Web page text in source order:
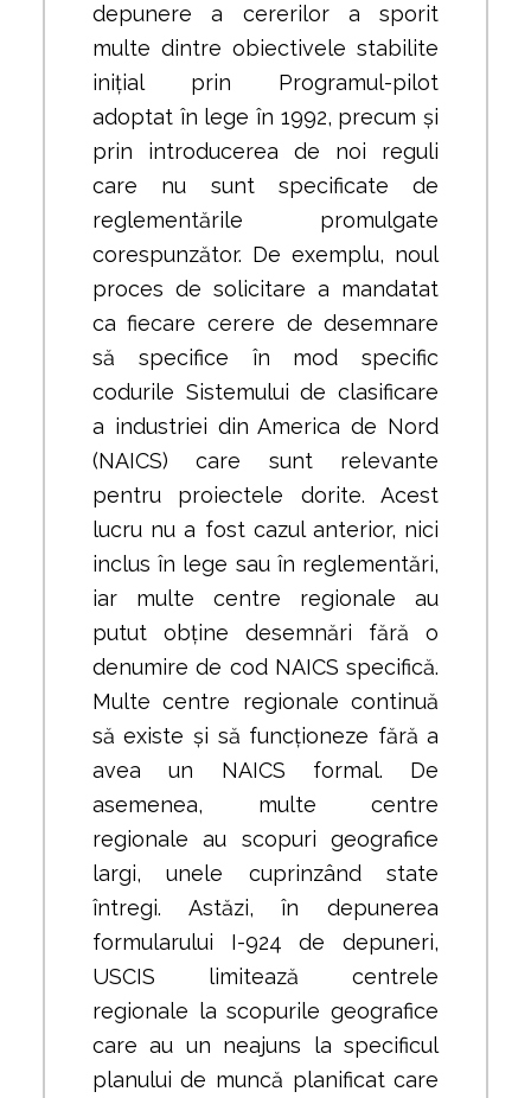
depunere a cererilor a sporit
multe dintre obiectivele stabilite
inițial prin Programul-pilot
adoptat în lege în 1992, precum și
prin introducerea de noi reguli
care nu sunt specificate de
reglementările promulgate
corespunzător. De exemplu, noul
proces de solicitare a mandatat
ca fiecare cerere de desemnare
să specifice în mod specific
codurile Sistemului de clasificare
a industriei din America de Nord
(NAICS) care sunt relevante
pentru proiectele dorite. Acest
lucru nu a fost cazul anterior, nici
inclus în lege sau în reglementări,
iar multe centre regionale au
putut obține desemnări fără o
denumire de cod NAICS specifică.
Multe centre regionale continuă
să existe și să funcționeze fără a
avea un NAICS formal. De
asemenea, multe centre
regionale au scopuri geografice
largi, unele cuprinzând state
întregi. Astăzi, în depunerea
formularului I-924 de depuneri,
USCIS limitează centrele
regionale la scopurile geografice
care au un neajuns la specificul
planului de muncă planificat care